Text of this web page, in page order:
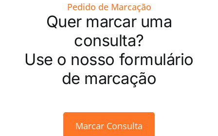
Pedido de Marcação
Quer marcar uma
consulta?
Use o nosso formulário
de marcação
Marcar Consulta